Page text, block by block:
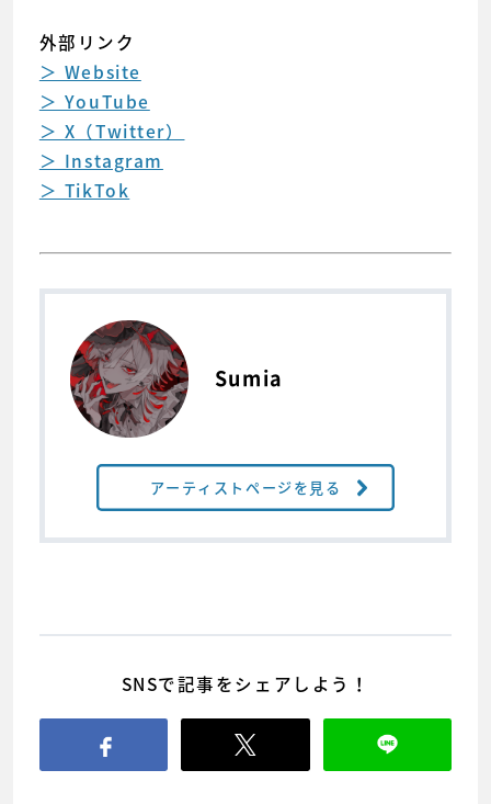
外部リンク
＞ Website
＞ YouTube
＞ X（Twitter）
＞ Instagram
＞ TikTok
Sumia
アーティストページを見る
SNSで記事をシェアしよう！